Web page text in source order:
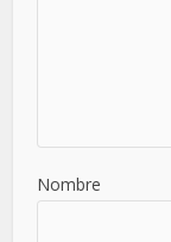
Nombre